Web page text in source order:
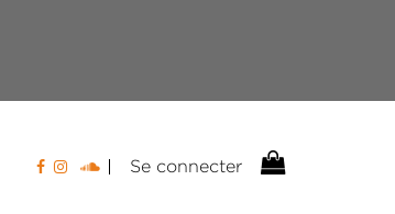
Se connecter